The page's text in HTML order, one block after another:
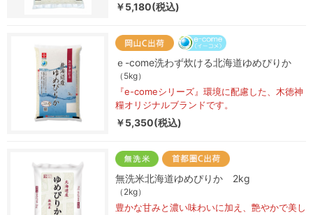
￥5,180(税込)
ｅ-come洗わず炊ける北海道ゆめぴりか
（5kg）
『e-comeシリーズ』環境に配慮した、木徳神
糧オリジナルブランドです。
￥5,350(税込)
無洗米北海道ゆめぴりか 2kg
（2kg）
豊かな甘みと濃い味わいに加え、艶やかで美し